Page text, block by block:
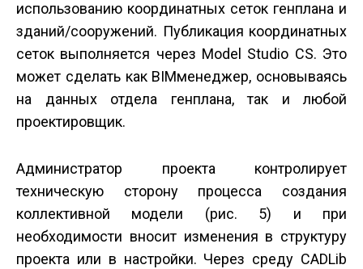
использованию координатных сеток генплана и
зданий/сооружений. Публикация координатных
сеток выполняется через Model Studio CS. Это
может сделать как BIM­менеджер, основываясь
на данных отдела генплана, так и любой
проектировщик.
Администратор проекта контролирует
техническую сторону процесса создания
коллективной модели (рис. 5) и при
необходимости вносит изменения в структуру
проекта или в настройки. Через среду CADLib